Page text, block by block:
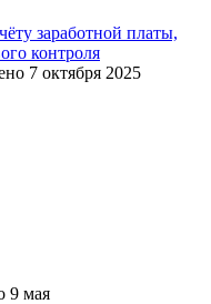
заработной платы,
контроля
7 октября 2025
9 мая